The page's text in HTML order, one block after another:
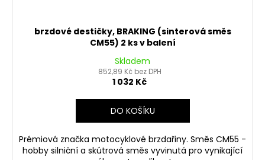
brzdové destičky, BRAKING (sinterová směs
CM55) 2 ks v balení
Skladem
852,89 Kč bez DPH
1 032 Kč
DO KOŠÍKU
Prémiová značka motocyklové brzdařiny. Směs CM55 -
hobby silniční a skútrová směs vyvinutá pro vynikající